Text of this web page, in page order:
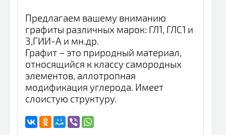
Предлагаем вашему вниманию
графиты различных марок: ГЛ1, ГЛС1 и
3,ГИИ-А и мн.др.
Графит – это природный материал,
относящийся к классу самородных
элементов, аллотропная
модификация углерода. Имеет
слоистую структуру.